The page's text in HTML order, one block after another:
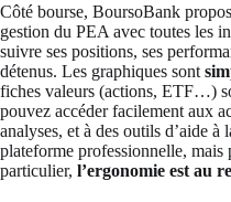
Côté bourse, BoursoBank
gestion du PEA avec toutes les
suivre ses positions, ses
détenus. Les graphiques sont
fiches valeurs (actions, ETF…)
pouvez accéder facilement aux
analyses, et à des outils d’aide à
plateforme professionnelle, mais
particulier, l’ergonomie est au